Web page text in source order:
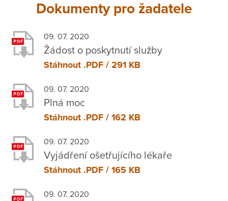
Dokumenty pro žadatele
09. 07. 2020
Žádost o poskytnutí služby
Stáhnout .PDF / 291 KB
09. 07. 2020
Plná moc
Stáhnout .PDF / 162 KB
09. 07. 2020
Vyjádření ošetřujícího lékaře
Stáhnout .PDF / 165 KB
09. 07. 2020